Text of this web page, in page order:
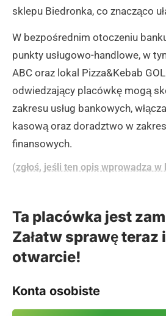
sklepu Biedronka, co znacząco
W bezpośrednim otoczeniu
punkty usługowo-handlowe, w
ABC oraz lokal Pizza&Kebab
odwiedzający placówkę mogą
zakresu usług bankowych,
kasową oraz doradztwo w
finansowych.
(zgłoś, jeśli ten opis wprowadza w
Ta placówka jest
Załatw sprawę teraz
otwarcie!
Konta osobiste